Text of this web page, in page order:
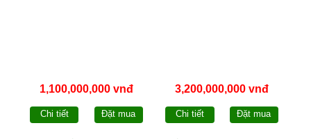
1,100,000,000 vnđ
Chi tiết Đặt mua
3,200,000,000 vnđ
Chi tiết Đặt mua